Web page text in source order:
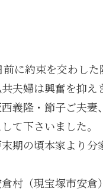
に約束を交わした
夫婦は興奮を抑え
義隆・節子ご夫妻
て下さいました。
期の頃本家より
村（現宝塚市安倉